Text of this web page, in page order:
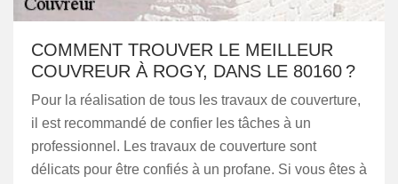
COMMENT TROUVER LE MEILLEUR
COUVREUR À ROGY, DANS LE 80160 ?
Pour la réalisation de tous les travaux de couverture,
il est recommandé de confier les tâches à un
professionnel. Les travaux de couverture sont
délicats pour être confiés à un profane. Si vous êtes à